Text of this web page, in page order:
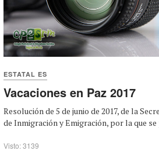
ESTATAL ES
Vacaciones en Paz 2017
Resolución de 5 de junio de 2017, de la
de Inmigración y Emigración, por la que se
Visto: 3139